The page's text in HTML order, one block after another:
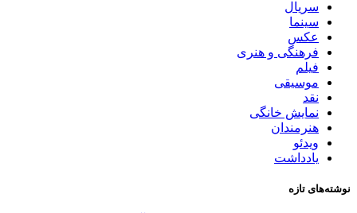
سریال
سینما
عکس
فرهنگی و هنری
فیلم
موسیقی
نقد
نمایش خانگی
هنرمندان
ویدئو
یادداشت
نوشته‌های تازه